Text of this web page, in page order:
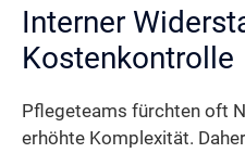
Interner
Kostenkontrolle
Pflegeteams fürchten oft
erhöhte Komplexität.